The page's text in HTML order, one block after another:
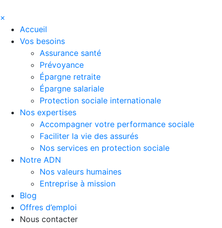
×
Accueil
Vos besoins
Assurance santé
Prévoyance
Épargne retraite
Épargne salariale
Protection sociale internationale
Nos expertises
Accompagner votre performance sociale
Faciliter la vie des assurés
Nos services en protection sociale
Notre ADN
Nos valeurs humaines
Entreprise à mission
Blog
Offres d’emploi
Nous contacter